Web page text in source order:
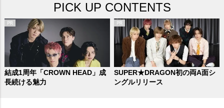
PICK UP CONTENTS
結成1周年「CROWN HEAD」成
長続ける魅力
SUPER★DRAGON初の両A面シ
ングルリリース